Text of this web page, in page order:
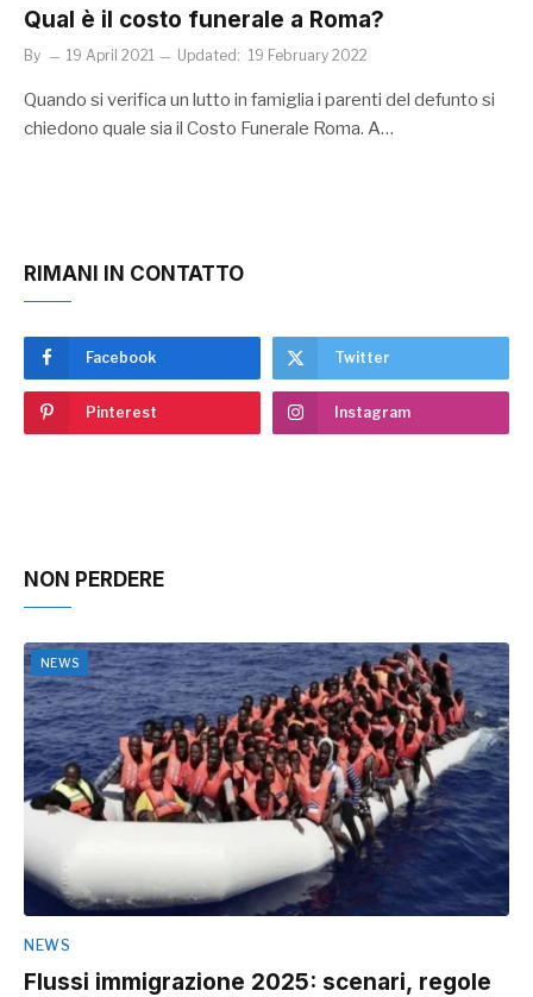
Qual è il costo funerale a Roma?
By 19 April 2021 Updated: 19 February 2022
Quando si verifica un lutto in famiglia i parenti del defunto si
chiedono quale sia il Costo Funerale Roma. A…
RIMANI IN CONTATTO
Facebook Twitter
Pinterest Instagram
NON PERDERE
NEWS
NEWS
Flussi immigrazione 2025: scenari, regole